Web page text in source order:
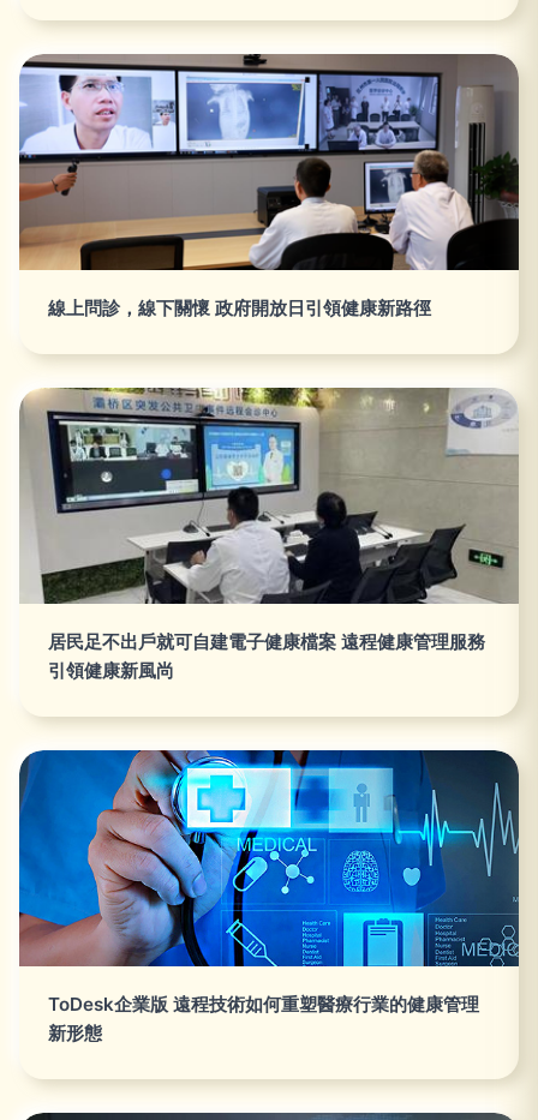
線上問診，線下關懷 政府開放日引領健康新路徑
居民足不出戶就可自建電子健康檔案 遠程健康管理服務
引領健康新風尚
ToDesk企業版 遠程技術如何重塑醫療行業的健康管理
新形態